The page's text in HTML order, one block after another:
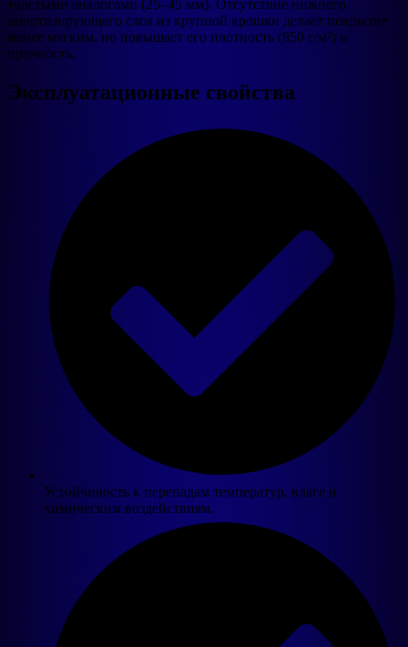
толстыми аналогами (25–45 мм). Отсутствие нижнего
амортизирующего слоя из крупной крошки делает покрытие
менее мягким, но повышает его плотность (850 г/м²) и
прочность.
Эксплуатационные свойства
Устойчивость к перепадам температур, влаге и
химическим воздействиям.